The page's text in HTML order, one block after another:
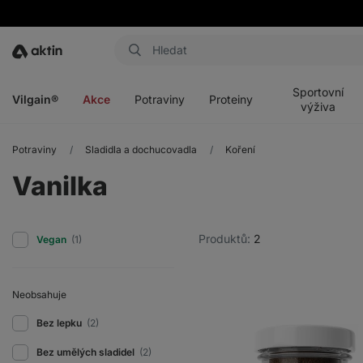
Aktin
Vilgain® Akce Potraviny Proteiny
Sportovní
výživa
Potraviny Sladidla a dochucovadla Koření
Vanilka
Produktů: 2
Vegan (1)
Neobsahuje
Bez lepku (2)
Bez umělých sladidel (2)